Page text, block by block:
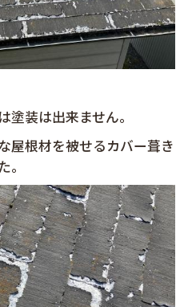
装は出来ません。
屋根材を被せるカバー葺き